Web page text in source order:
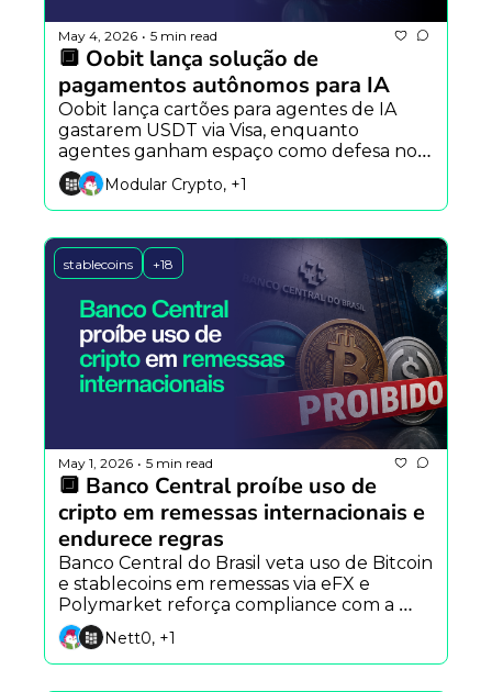
May 4, 2026 • 5 min read
🔲 Oobit lança solução de
pagamentos autônomos para IA
Oobit lança cartões para agentes de IA
gastarem USDT via Visa, enquanto
agentes ganham espaço como defesa no
DeFi e disputa entre modelos de imagem
como GPT Image 2 e Nano Banana 2
avança.
Modular Crypto, +1
stablecoins +18
May 1, 2026 • 5 min read
🔲 Banco Central proíbe uso de
cripto em remessas internacionais e
endurece regras
Banco Central do Brasil veta uso de Bitcoin
e stablecoins em remessas via eFX e
Polymarket reforça compliance com a
Chainalysis.
Nett0, +1